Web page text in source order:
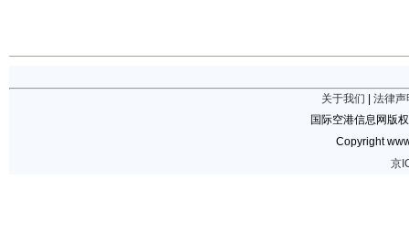
关于我们
法律声
国际空港信息网版
Copyright
京